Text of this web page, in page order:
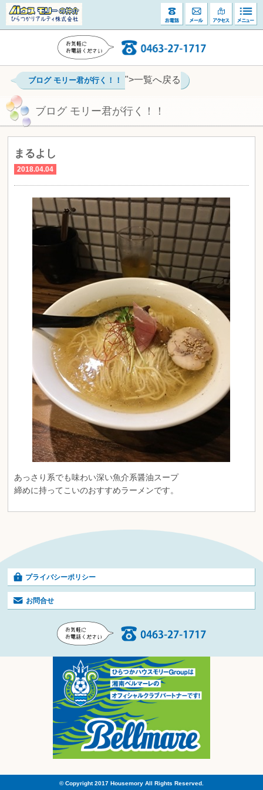
ブログ モリー君が行く！！ ">一覧へ戻る
ブログ モリー君が行く！！
まるよし
2018.04.04
あっさり系でも味わい深い魚介系醤油スープ
締めに持ってこいのおすすめラーメンです。
プライバシーポリシー
お問合せ
© Copyright 2017 Housemory All Rights Reserved.